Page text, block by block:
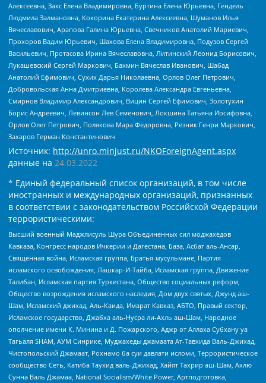
Алексеевна, Закс Елена Владимировна, Буртина Елена Юрьевна, Гендель
Людмила Залмановна, Кокорина Екатерина Алексеевна, Шуманов Илья
Вячеславович, Арапова Галина Юрьевна, Свечников Анатолий Мариевич,
Прохоров Вадим Юрьевич, Шахова Елена Владимировна, Подузов Сергей
Васильевич, Протасова Ирина Вячеславовна, Литинский Леонид Борисович,
Лукашевский Сергей Маркович, Бахмин Вячеслав Иванович, Шабад
Анатолий Ефимович, Сухих Дарья Николаевна, Орлов Олег Петрович,
Добровольская Анна Дмитриевна, Королева Александра Евгеньевна,
Смирнов Владимир Александрович, Вицин Сергей Ефимович, Золотухин
Борис Андреевич, Левинсон Лев Семенович, Локшина Татьяна Иосифовна,
Орлов Олег Петрович, Полякова Мара Федоровна, Резник Генри Маркович,
Захаров Герман Константинович
Источник: http://unro.minjust.ru/NKOForeignAgent.aspx
данные на 24.03.2022
* Единый федеральный список организаций, в том числе
иностранных и международных организаций, признанных
в соответствии с законодательством Российской Федерации
террористическими:
Высший военный Маджлисуль Шура Объединенных сил моджахедов
Кавказа, Конгресс народов Ичкерии и Дагестана, База, Асбат аль-Ансар,
Священная война, Исламская группа, Братья-мусульмане, Партия
исламского освобождения, Лашкар-И-Тайба, Исламская группа, Движение
Талибан, Исламская партия Туркестана, Общество социальных реформ,
Общество возрождения исламского наследия, Дом двух святых, Джунд аш-
Шам, Исламский джихад, Аль-Каида, Имарат Кавказ, АБТО, Правый сектор,
Исламское государство, Джабха аль-Нусра ли-Ахль аш-Шам, Народное
ополчение имени К. Минина и Д. Пожарского, Аджр от Аллаха Субхану уа
Тагьаля SHAM, АУМ Синрике, Муджахеды джамаата Ат-Тавхида Валь-Джихад,
Чистопольский Джамаат, Рохнамо ба суи давлати исломи, Террористическое
сообщество Сеть, Катиба Таухид валь-Джихад, Хайят Тахрир аш-Шам, Ахлю
Сунна Валь Джамаа, National Socialism/White Power, Артподготовка,